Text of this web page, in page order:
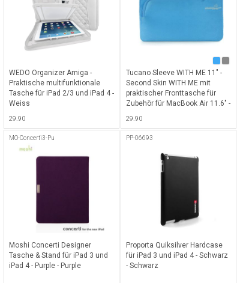
WEDO Organizer Amiga -
Praktische multifunktionale
Tasche für iPad 2/3 und iPad 4 -
Weiss
29.90
Tucano Sleeve WITH ME 11" -
Second Skin WITH ME mit
praktischer Fronttasche für
Zubehör für MacBook Air 11.6" -
29.90
MO-Concerti3-Pu
Moshi Concerti Designer
Tasche & Stand für iPad 3 und
iPad 4 - Purple - Purple
PP-06693
Proporta Quiksilver Hardcase
für iPad 3 und iPad 4 - Schwarz
- Schwarz